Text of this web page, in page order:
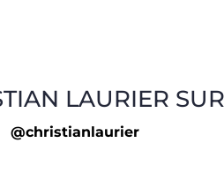
LAURIER
@christianlaurier